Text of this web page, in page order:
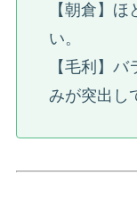
【朝倉】
い。
【毛利】
みが突出し